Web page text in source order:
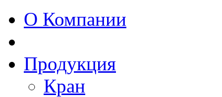
О Компании
Продукция
Кран